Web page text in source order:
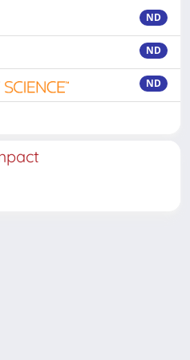
ND
ND
ND